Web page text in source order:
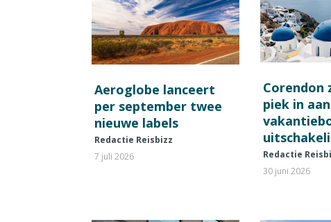
Aeroglobe lanceert
per september twee
nieuwe labels
Redactie Reisbizz
7 juli 2026
Corendon
piek in
Redactie
30 juni 2026